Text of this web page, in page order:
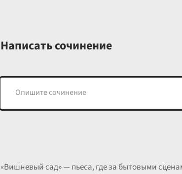
Написать сочинение
«Вишневый сад» — пьеса, где за бытовыми